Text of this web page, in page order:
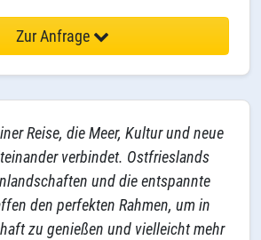
Zur Anfrage
Reise, die Meer, Kultur und neue
verbindet. Ostfrieslands
und die entspannte
den perfekten Rahmen, um in
zu genießen und vielleicht mehr